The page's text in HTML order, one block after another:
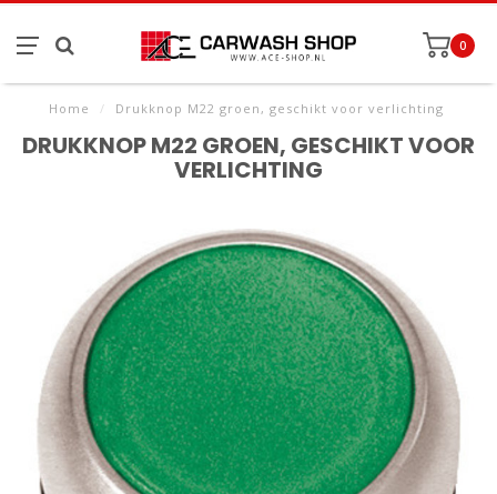
0
Home / Drukknop M22 groen, geschikt voor verlichting
DRUKKNOP M22 GROEN, GESCHIKT VOOR
VERLICHTING